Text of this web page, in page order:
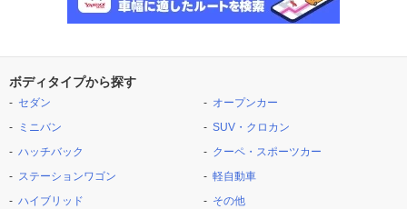
ボディタイプから探す
セダン
ミニバン
ハッチバック
ステーションワゴン
ハイブリッド
オープンカー
SUV・クロカン
クーペ・スポーツカー
軽自動車
その他